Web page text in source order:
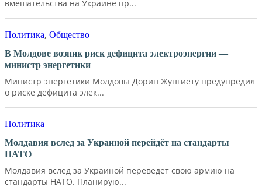
вмешательства на Украине пр...
Политика, Общество
В Молдове возник риск дефицита электроэнергии —
министр энергетики
Министр энергетики Молдовы Дорин Жунгиету предупредил
о риске дефицита элек...
Политика
Молдавия вслед за Украиной перейдёт на стандарты
НАТО
Молдавия вслед за Украиной переведет свою армию на
стандарты НАТО. Планирую...